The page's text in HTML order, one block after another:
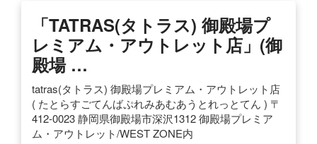
「TATRAS(タトラス) 御殿場プ
レミアム・アウトレット店」(御
殿場 …
tatras(タトラス) 御殿場プレミアム・アウトレット店
( たとらすごてんばぷれみあむあうとれっとてん ) 〒
412-0023 静岡県御殿場市深沢1312 御殿場プレミア
ム・アウトレット/WEST ZONE内